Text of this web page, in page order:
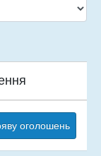
оголошень